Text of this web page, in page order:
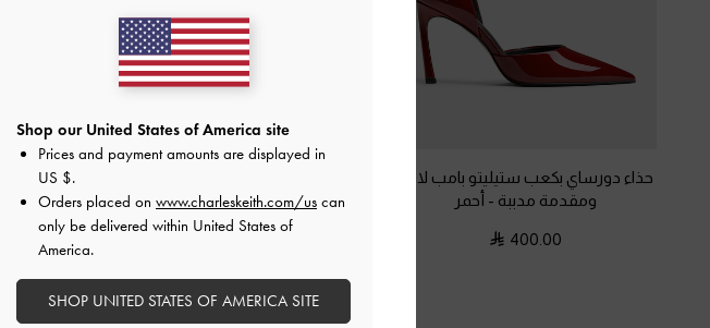
حذاء دورساي بكعب ستيليتو بامب لامع
ومقدمة مدببة - أحمر
400.00
منحوت ومقدمة مدببة-أحمر
حذاء
وحزام خلفي
Shop our United States of America site
Prices and payment amounts are displayed in
US $.
Orders placed on www.charleskeith.com/us can
only be delivered within United States of
America.
SHOP UNITED STATES OF AMERICA SITE